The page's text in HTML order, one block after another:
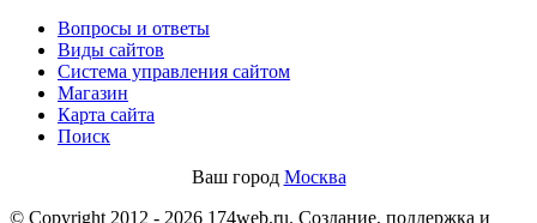
Вопросы и ответы
Виды сайтов
Система управления сайтом
Магазин
Карта сайта
Поиск
Ваш город Москва
© Copyright 2012 - 2026 174web.ru. Создание, поддержка и